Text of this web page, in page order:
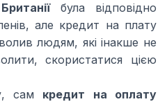
була відповідно
але кредит на плату
людям, які інакше не
скористатися цією
сам кредит на оплату